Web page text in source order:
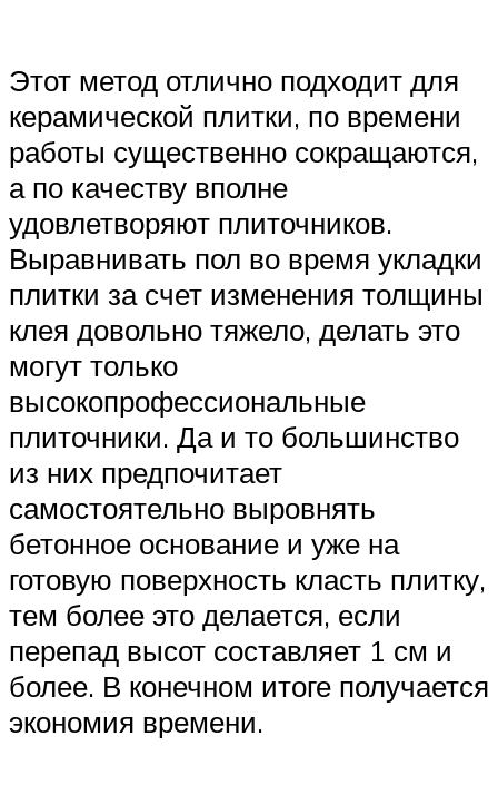
Этот метод отлично подходит для
керамической плитки, по времени
работы существенно сокращаются,
а по качеству вполне
удовлетворяют плиточников.
Выравнивать пол во время укладки
плитки за счет изменения толщины
клея довольно тяжело, делать это
могут только
высокопрофессиональные
плиточники. Да и то большинство
из них предпочитает
самостоятельно выровнять
бетонное основание и уже на
готовую поверхность класть плитку,
тем более это делается, если
перепад высот составляет 1 см и
более. В конечном итоге получается
экономия времени.